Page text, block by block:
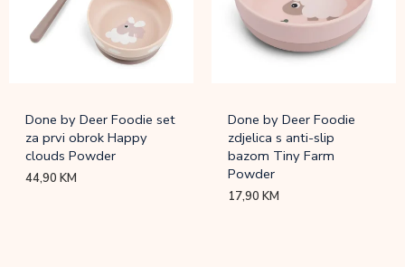
Done by Deer Foodie set
za prvi obrok Happy
clouds Powder
44,90KM
Done by Deer Foodie
zdjelica s anti-slip
bazom Tiny Farm
Powder
17,90KM